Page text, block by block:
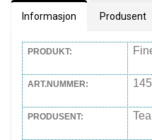
Informasjon Produsent
PRODUKT:
ART.NUMMER:
PRODUSENT: